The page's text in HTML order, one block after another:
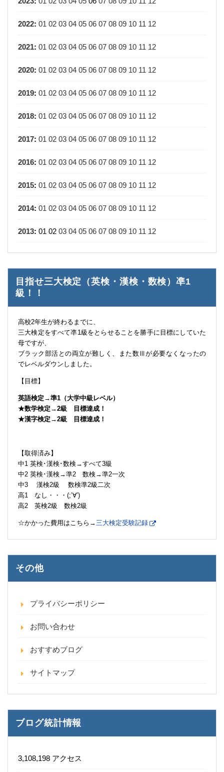
2022: 01 02 03 04 05 06 07 08 09 10 11 12
2021: 01 02 03 04 05 06 07 08 09 10 11 12
2020: 01 02 03 04 05 06 07 08 09 10 11 12
2019: 01 02 03 04 05 06 07 08 09 10 11 12
2018: 01 02 03 04 05 06 07 08 09 10 11 12
2017: 01 02 03 04 05 06 07 08 09 10 11 12
2016: 01 02 03 04 05 06 07 08 09 10 11 12
2015: 01 02 03 04 05 06 07 08 09 10 11 12
2014: 01 02 03 04 05 06 07 08 09 10 11 12
2013: 01 02 03 04 05 06 07 08 09 10 11 12
目指せ三大検定（英検・漢検・数検）凖1
級！！
高校2年生が終わるまでに、
三大検定をすべて凖1級をとらせることを勝手に目標にしていた
母ですが、
ブラック部活との両立が難しく、また数Ⅲが必要なくなったの
でレベルダウンしました。
【目標】
英語検定→準1（大学中級レベル）
★数学検定→2級 目標達成！
★漢字検定→2級 目標達成！
【取得済み】
中1 英検･漢検･数検→すべて3級
中2 英検･漢検→準2 数検→準2一次
中3 漢検2級 数検準2級二次
高1 なし・・・(;’∀’)
高2 英検2級 数検2級
☆かかった費用はこちら→三大検定受験記録
その他
プライバシーポリシー
お問い合わせ
おすすめブログ
サイトマップ
ブログ統計情報
3,108,198 アクセス